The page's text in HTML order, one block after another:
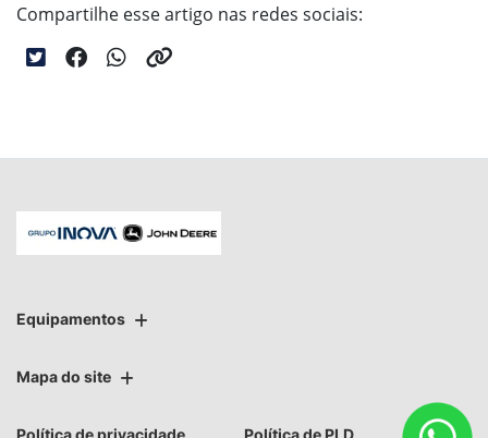
Compartilhe esse artigo nas redes sociais:
Equipamentos
Mapa do site
Política de privacidade Política de PLD